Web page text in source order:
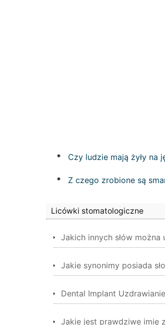
* Czy ludzie mają żyły na
* Z czego zrobione są
Licówki stomatologiczne
Jakich innych słów można
Jakie synonimy posiada
Dental Implant Uzdrawianie
Jakie jest prawdziwe imię